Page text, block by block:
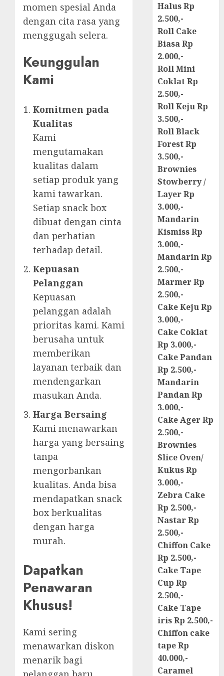
momen spesial Anda
dengan cita rasa yang
menggugah selera.
Keunggulan
Kami
Komitmen pada
Kualitas
Kami
mengutamakan
kualitas dalam
setiap produk yang
kami tawarkan.
Setiap snack box
dibuat dengan cinta
dan perhatian
terhadap detail.
Kepuasan
Pelanggan
Kepuasan
pelanggan adalah
prioritas kami. Kami
berusaha untuk
memberikan
layanan terbaik dan
mendengarkan
masukan Anda.
Harga Bersaing
Kami menawarkan
harga yang bersaing
tanpa
mengorbankan
kualitas. Anda bisa
mendapatkan snack
box berkualitas
dengan harga
murah.
Dapatkan
Penawaran
Khusus!
Kami sering
menawarkan diskon
menarik bagi
Halus Rp
2.500,-
Roll Cake
Biasa Rp
2.000,-
Roll Mini
Coklat Rp
2.500,-
Roll Keju Rp
3.500,-
Roll Black
Forest Rp
3.500,-
Brownies
Stowberry /
Layer Rp
3.000,-
Mandarin
Kismiss Rp
3.000,-
Mandarin Rp
2.500,-
Marmer Rp
2.500,-
Cake Keju Rp
3.000,-
Cake Coklat
Rp 3.000,-
Cake Pandan
Rp 2.500,-
Mandarin
Pandan Rp
3.000,-
Cake Ager Rp
2.500,-
Brownies
Slice Oven/
Kukus Rp
3.000,-
Zebra Cake
Rp 2.500,-
Nastar Rp
2.500,-
Chiffon Cake
Rp 2.500,-
Cake Tape
Cup Rp
2.500,-
Cake Tape
iris Rp 2.500,-
Chiffon cake
tape Rp
40.000,-
Caramel